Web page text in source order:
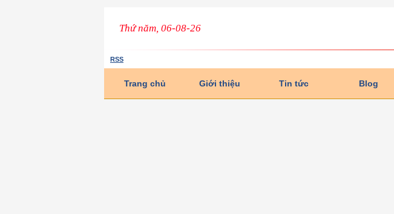
Thứ năm, 06-08-26
RSS
Trang chủ Giới thiệu Tin tức Blog